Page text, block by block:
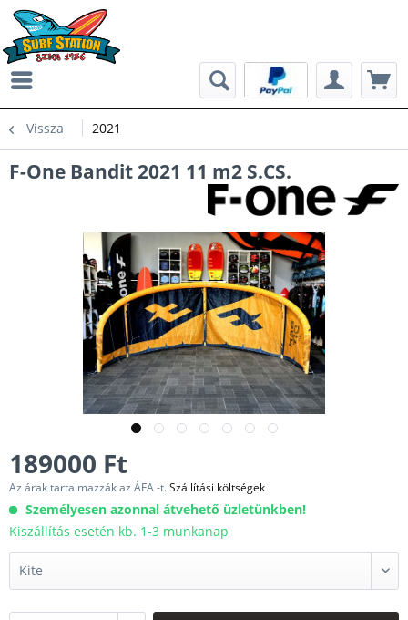
Vissza 2021
F-One Bandit 2021 11 m2 S.CS.
189000 Ft
Az árak tartalmazzák az ÁFA -t.Szállítási költségek
Személyesen azonnal átvehető üzletünkben!
Kiszállítás esetén kb. 1-3 munkanap